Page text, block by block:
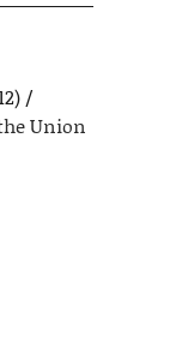
Union